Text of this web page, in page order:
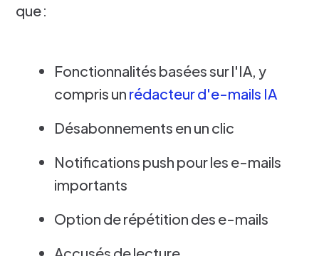
que :
Fonctionnalités basées sur l'IA, y
compris un rédacteur d'e-mails IA
Désabonnements en un clic
Notifications push pour les e-mails
importants
Option de répétition des e-mails